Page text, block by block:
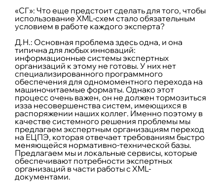
«СГ»: Что еще предстоит сделать для того, чтобы
использование XML-схем стало обязательным
условием в работе каждого эксперта?
Д.Н.: Основная проблема здесь одна, и она
типична для любых инноваций:
информационные системы экспертных
организаций к этому не готовы. У них нет
специализированного программного
обеспечения для одномоментного перехода на
машиночитаемые форматы. Однако этот
процесс очень важен, он не должен тормозиться
изза несовершенства систем, имеющихся в
распоряжении наших коллег. Именно поэтому в
качестве системного решения проблемы мы
предлагаем экспертным организациям переход
на ЕЦПЭ, которая отвечает требованиям быстро
меняющейся нормативно-технической базы.
Предлагаем мы и локальные сервисы, которые
обеспечивают потребности экспертных
организаций в части работы с XML-
документами.